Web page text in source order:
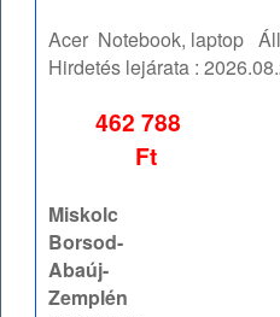
Acer Notebook, laptop
Hirdetés lejárata :
462 788
Ft
Miskolc
Borsod-
Abaúj-
Zemplén